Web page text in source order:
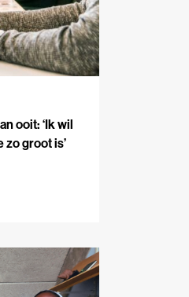
ooit: ‘Ik wil
groot is’